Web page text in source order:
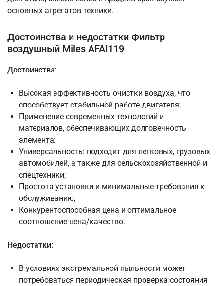
основных агрегатов техники.
Достоинства и недостатки Фильтр
воздушный Miles AFAI119
Достоинства:
Высокая эффективность очистки воздуха, что
способствует стабильной работе двигателя;
Применение современных технологий и
материалов, обеспечивающих долговечность
элемента;
Универсальность: подходит для легковых, грузовых
автомобилей, а также для сельскохозяйственной и
спецтехники;
Простота установки и минимальные требования к
обслуживанию;
Конкурентоспособная цена и оптимальное
соотношение цена/качество.
Недостатки:
В условиях экстремальной пыльности может
потребоваться периодическая проверка состояния